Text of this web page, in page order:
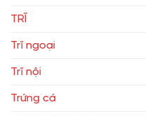
TRĨ
Trĩ ngoại
Trĩ nội
Trứng cá